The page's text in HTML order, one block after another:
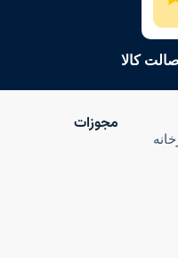
کالا
مجوزات